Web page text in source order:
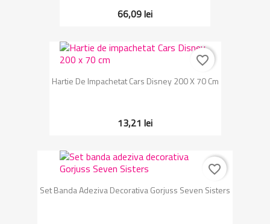
66,09 lei
Hartie De Impachetat Cars Disney 200 X 70 Cm
13,21 lei
favorite_border
Set Banda Adeziva Decorativa Gorjuss Seven Sisters
favorite_border